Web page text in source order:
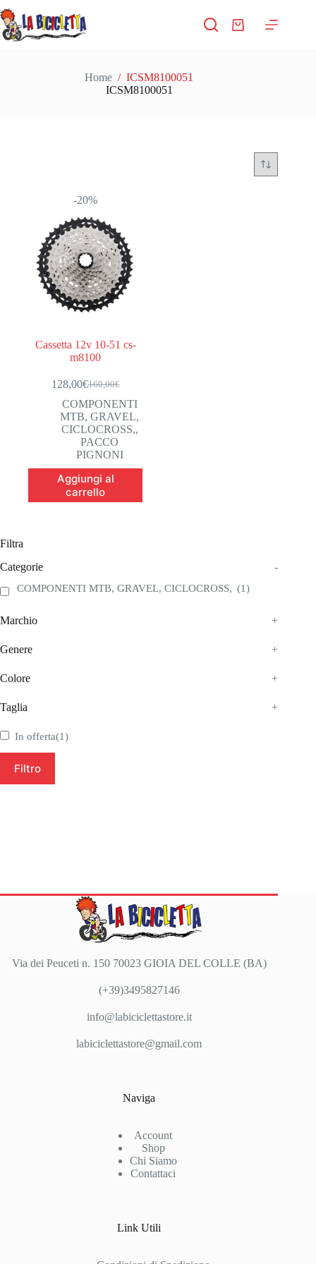
al
contenuto
Carrello
Home / ICSM8100051
ICSM8100051
-20%
Cassetta 12v 10-51 cs-
m8100
160,00€
Il
prezzo
originale
era:
160,00€.
128,00€Il
prezzo
attuale
è:
128,00€.
COMPONENTI
MTB, GRAVEL,
CICLOCROSS,,
PACCO
PIGNONI
Aggiungi al
carrello
Filtra
Categorie
-
COMPONENTI MTB, GRAVEL, CICLOCROSS, (1)
Marchio +
Genere +
Colore +
Taglia +
In offerta(1)
Filtro
Via dei Peuceti n. 150 70023 GIOIA DEL COLLE (BA)
(+39)3495827146
info@labiciclettastore.it
labiciclettastore@gmail.com
Naviga
Account
Shop
Chi Siamo
Contattaci
Link Utili